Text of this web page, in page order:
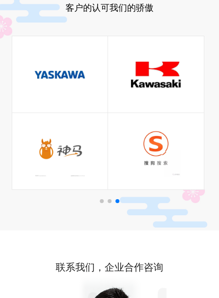
客户的认可我们的骄傲
联系我们，企业合作咨询